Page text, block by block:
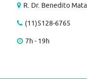
R. Dr. Benedito
(11)5128-6765
7h - 19h